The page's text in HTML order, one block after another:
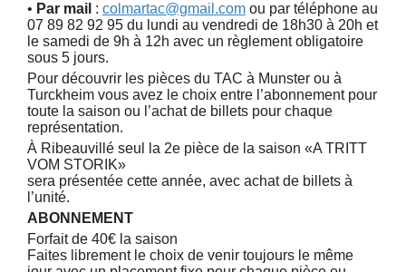
• Par mail : colmartac@gmail.com ou par téléphone au
07 89 82 92 95 du lundi au vendredi de 18h30 à 20h et
le samedi de 9h à 12h avec un règlement obligatoire
sous 5 jours.
Pour découvrir les pièces du TAC à Munster ou à
Turckheim vous avez le choix entre l’abonnement pour
toute la saison ou l’achat de billets pour chaque
représentation.
À Ribeauvillé seul la 2e pièce de la saison «A TRITT
VOM STORIK»
sera présentée cette année, avec achat de billets à
l’unité.
ABONNEMENT
Forfait de 40€ la saison
Faites librement le choix de venir toujours le même